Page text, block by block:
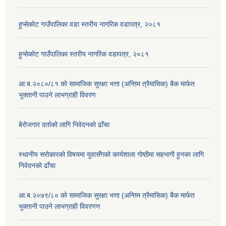
हुप्सेकोट गाउँपालिका वडा स्तरीय नागरिक वडापत्र, २०८१
हुप्सेकोट गाउँपालिका स्तरीय नागरिक वडापत्र, २०८१
आ.ब.२०८०/८१ काे सामाजिक सुरक्षा भत्ता (अन्तिम त्रैमासिक) बैक मार्फत
भुक्तानी पाउने लाभग्राही विवरण
बेरोजगार दर्ताको लागि निवेदनको ढाँचा
स्थानीय सरोकारको विषयमा युवासँगको कार्यशाला गोष्ठीमा सहभागी हुनका लागि
निवेदनको ढाँचा
आ.ब.२०७९/८० काे सामाजिक सुरक्षा भत्ता (अन्तिम त्रैमासिक) बैक मार्फत
भुक्तानी पाउने लाभग्राही विवरणण